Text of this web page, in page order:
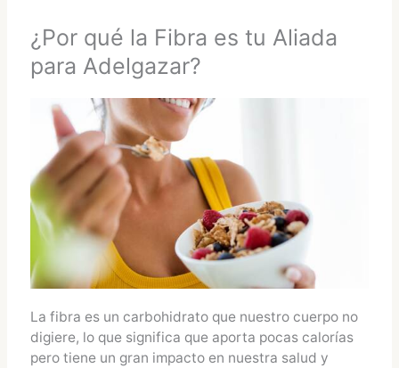
¿Por qué la Fibra es tu Aliada
para Adelgazar?
La fibra es un carbohidrato que nuestro cuerpo no
digiere, lo que significa que aporta pocas calorías
pero tiene un gran impacto en nuestra salud y